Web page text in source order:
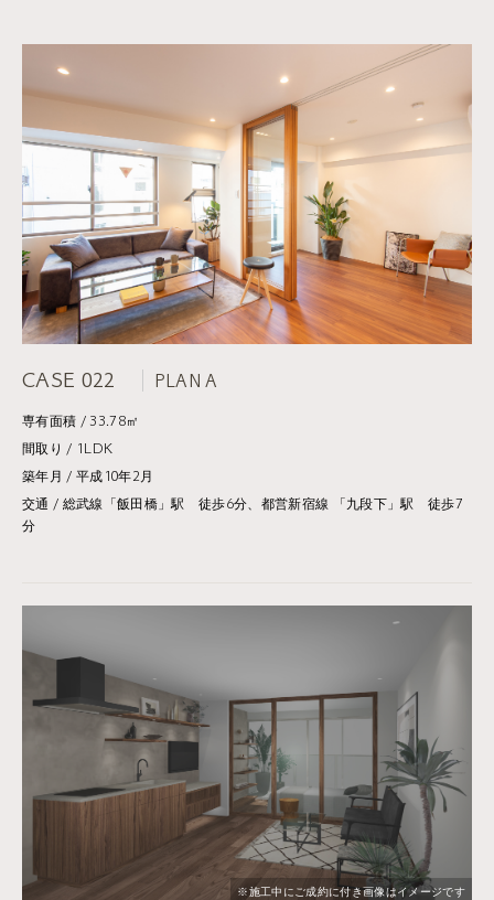
CASE 022 PLAN A
専有面積 / 33.78㎡
間取り / 1LDK
築年月 / 平成10年2月
交通 / 総武線「飯田橋」駅 徒歩6分、都営新宿線 「九段下」駅 徒歩7
分
※施工中にご成約に付き画像はイメージです